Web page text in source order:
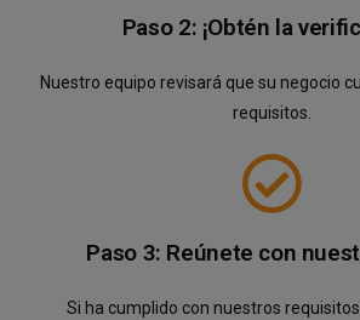
Paso 2: ¡Obtén la
Nuestro equipo revisará que su negocio
requisitos.
Paso 3: Reúnete con
Si ha cumplido con nuestros